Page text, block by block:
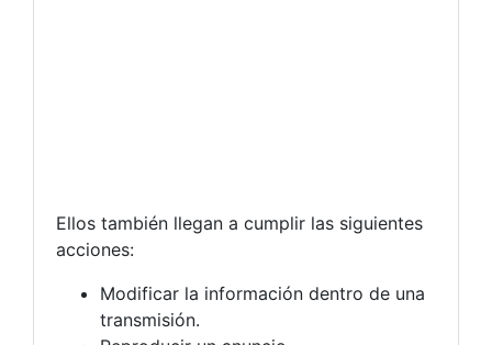
Ellos también llegan a cumplir las siguientes
acciones:
Modificar la información dentro de una
transmisión.